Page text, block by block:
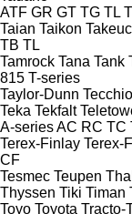
ATF GR GT TG TL
Taian Taikon
TB TL
Tamrock Tana Tank
815 T-series
Taylor-Dunn Tecchio
Teka Tekfalt
A-seriesAC RC TC
Terex-Finlay Terex-
CF
Tesmec Teupen
Thyssen Tiki Timan
Toyo Toyota Tracto-